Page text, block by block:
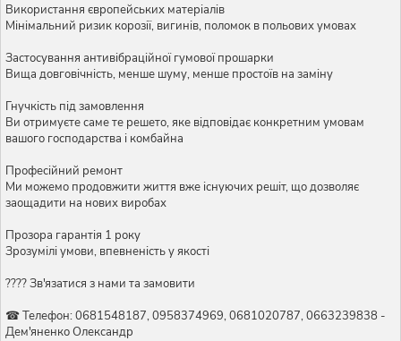
Використання європейських матеріалів
Мінімальний ризик корозії, вигинів, поломок в польових умовах
Застосування антивібраційної гумової прошарки
Вища довговічність, менше шуму, менше простоїв на заміну
Гнучкість під замовлення
Ви отримуєте саме те решето, яке відповідає конкретним умовам
вашого господарства і комбайна
Професійний ремонт
Ми можемо продовжити життя вже існуючих решіт, що дозволяє
заощадити на нових виробах
Прозора гарантія 1 року
Зрозумілі умови, впевненість у якості
???? Зв'язатися з нами та замовити
☎ Телефон: 0681548187, 0958374969, 0681020787, 0663239838 -
Дем'яненко Олександр